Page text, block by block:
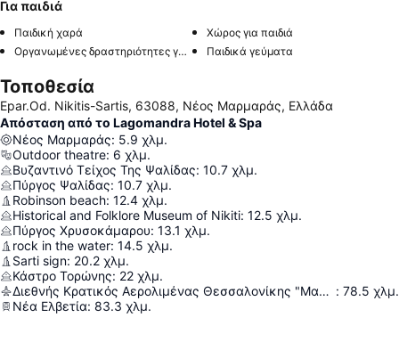
Για παιδιά
Παιδική χαρά
Χώρος για παιδιά
Οργανωμένες δραστηριότητες για παιδιά
Παιδικά γεύματα
Τοποθεσία
Epar.Od. Nikitis-Sartis, 63088, Νέος Μαρμαράς, Ελλάδα
Απόσταση από το Lagomandra Hotel & Spa
Νέος Μαρμαράς: 5.9 χλμ.
Outdoor theatre: 6 χλμ.
Βυζαντινό Τείχος Της Ψαλίδας: 10.7 χλμ.
Πύργος Ψαλίδας: 10.7 χλμ.
Robinson beach: 12.4 χλμ.
Historical and Folklore Museum of Nikiti: 12.5 χλμ.
Πύργος Χρυσοκάμαρου: 13.1 χλμ.
rock in the water: 14.5 χλμ.
Sarti sign: 20.2 χλμ.
Κάστρο Τορώνης: 22 χλμ.
Διεθνής Κρατικός Αερολιμένας Θεσσαλονίκης "Μακεδονία" : 78.5 χλμ.
Νέα Ελβετία: 83.3 χλμ.